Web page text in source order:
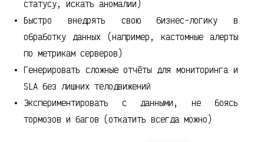
статусу, искать аномалии)
Быстро внедрять свою бизнес-логику в
обработку данных (например, кастомные алерты
по метрикам серверов)
Генерировать сложные отчёты для мониторинга и
SLA без лишних телодвижений
Экспериментировать с данными, не боясь
тормозов и багов (откатить всегда можно)